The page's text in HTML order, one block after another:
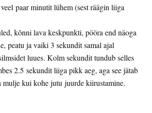
paar minutit lühem (sest räägin liiga
kõnni lava keskpunkti, pööra end näoga
peatu ja vaiki 3 sekundit samal ajal
luues. Kolm sekundit tundub selles
2.5 sekundit liiga pikk aeg, aga see jätab
mulje kui kohe jutu juurde kiirustamine.